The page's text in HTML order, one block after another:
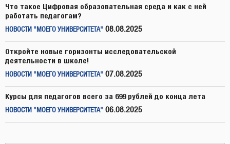
Что такое Цифровая образовательная среда и как с ней
работать педагогам?
НОВОСТИ "МОЕГО УНИВЕРСИТЕТА" 08.08.2025
Откройте новые горизонты исследовательской
деятельности в школе!
НОВОСТИ "МОЕГО УНИВЕРСИТЕТА" 07.08.2025
Курсы для педагогов всего за 699 рублей до конца лета
НОВОСТИ "МОЕГО УНИВЕРСИТЕТА" 06.08.2025